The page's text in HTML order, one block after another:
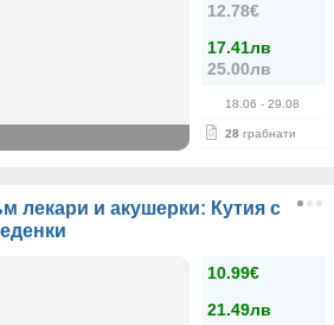
12.78€
17.41лв
25.00лв
18.06 - 29.08
28 грабнати
лекари и акушерки: Кутия с
10.99€
21.49лв